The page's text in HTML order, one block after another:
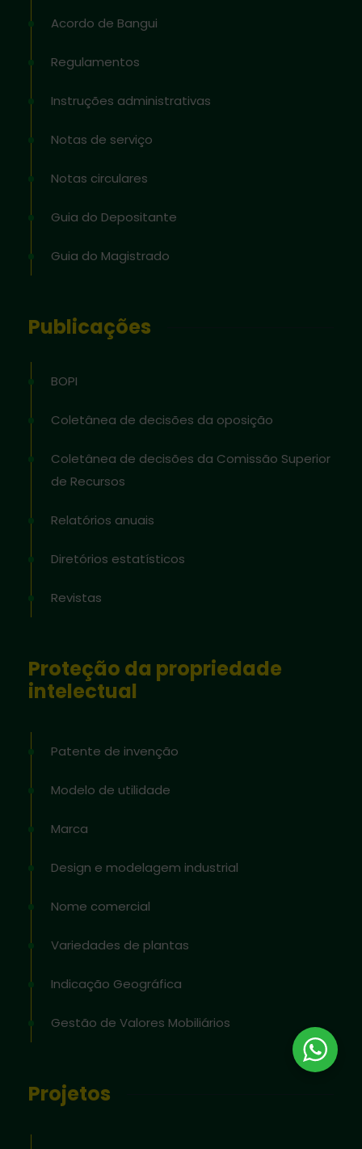
Acordo de Bangui
Regulamentos
Instruções administrativas
Notas de serviço
Notas circulares
Guia do Depositante
Guia do Magistrado
Publicações
BOPI
Coletânea de decisões da oposição
Coletânea de decisões da Comissão Superior
de Recursos
Relatórios anuais
Diretórios estatísticos
Revistas
Proteção da propriedade
intelectual
Patente de invenção
Modelo de utilidade
Marca
Design e modelagem industrial
Nome comercial
Variedades de plantas
Indicação Geográfica
Gestão de Valores Mobiliários
Projetos